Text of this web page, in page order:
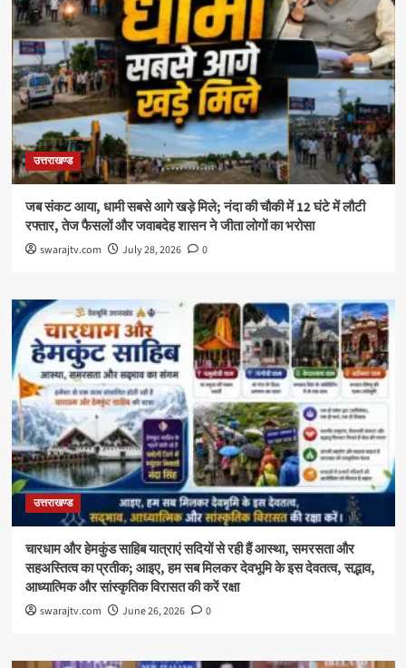
उत्तराखण्ड
जब संकट आया, धामी सबसे आगे खड़े मिले; नंदा की चौकी में 12 घंटे में लौटी
रफ्तार, तेज फैसलों और जवाबदेह शासन ने जीता लोगों का भरोसा
swarajtv.com July 28, 2026 0
उत्तराखण्ड
चारधाम और हेमकुंड साहिब यात्राएं सदियों से रही हैं आस्था, समरसता और
सहअस्तित्व का प्रतीक; आइए, हम सब मिलकर देवभूमि के इस देवतत्व, सद्भाव,
आध्यात्मिक और सांस्कृतिक विरासत की करें रक्षा
swarajtv.com June 26, 2026 0